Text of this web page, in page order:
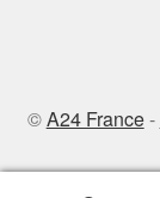
©A24 France-